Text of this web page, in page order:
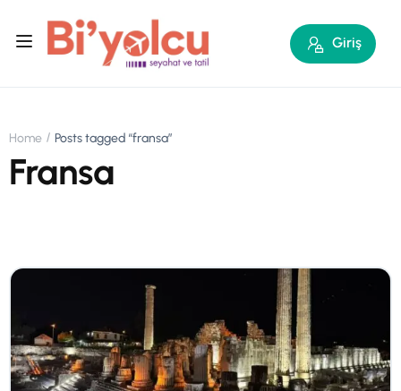
Giriş
Home Posts tagged “fransa”
Fransa